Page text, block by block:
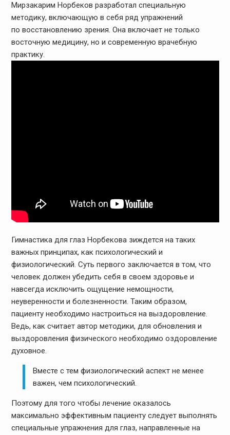
Мирзакарим Норбеков разработал специальную
методику, включающую в себя ряд упражнений
по восстановлению зрения. Она включает не только
восточную медицину, но и современную врачебную
практику.
Гимнастика для глаз Норбекова зиждется на таких
важных принципах, как психологический и
физиологический. Суть первого заключается в том, что
человек должен убедить себя в своем здоровье и
навсегда исключить ощущение немощности,
неуверенности и болезненности. Таким образом,
пациенту необходимо настроиться на выздоровление.
Ведь, как считает автор методики, для обновления и
выздоровления физического необходимо оздоровление
духовное.
Вместе с тем физиологический аспект не менее
важен, чем психологический.
Поэтому для того чтобы лечение оказалось
максимально эффективным пациенту следует выполнять
специальные упражнения для глаз, направленные на